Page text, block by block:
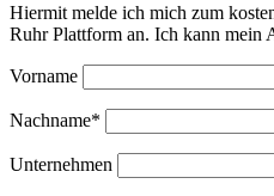
Hiermit melde ich mich zum
Ruhr Plattform an. Ich kann mein
Vorname
Nachname*
Unternehmen